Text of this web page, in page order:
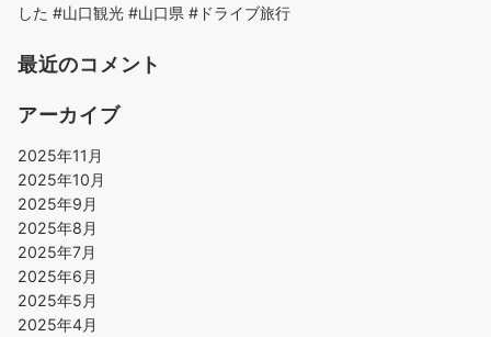
した #山口観光 #山口県 #ドライブ旅行
最近のコメント
アーカイブ
2025年11月
2025年10月
2025年9月
2025年8月
2025年7月
2025年6月
2025年5月
2025年4月